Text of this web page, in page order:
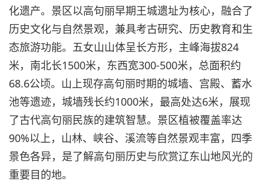
化遗产。景区以高句丽早期王城遗址为核心，融合了
历史文化与自然景观，兼具考古研究、历史教育和生
态旅游功能。五女山山体呈长方形，主峰海拔824
米，南北长1500米，东西宽300-500米，总面积约
68.6公顷。山上现存高句丽时期的城墙、宫殿、蓄水
池等遗迹，城墙残长约1000米，最高处达6米，展现
了古代高句丽民族的建筑智慧。景区植被覆盖率达
90%以上，山林、峡谷、溪流等自然景观丰富，四季
景色各异，是了解高句丽历史与欣赏辽东山地风光的
重要目的地。